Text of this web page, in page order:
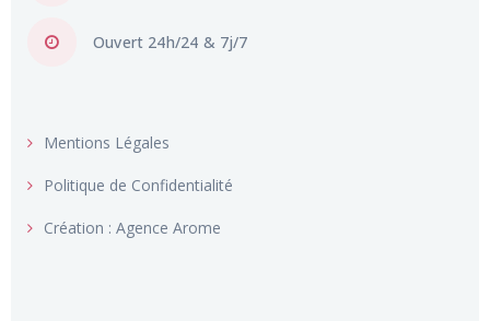
Politique de Confidentialité
Création : Agence Arome